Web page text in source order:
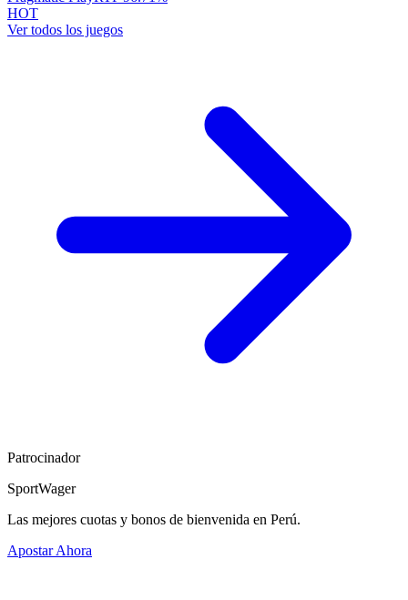
HOT
Ver todos los juegos
Patrocinador
SportWager
Las mejores cuotas y bonos de bienvenida en Perú.
Apostar Ahora